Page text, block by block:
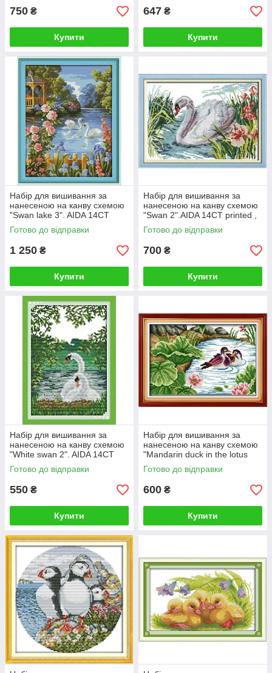
750 ₴
Купити
647 ₴
Купити
Набір для вишивання за
нанесеною на канву схемою
"Swan lake 3". AIDA 14CT
printed, 48*60 см
Готово до відправки
1 250 ₴
Купити
Набір для вишивання за
нанесеною на канву схемою
"Swan 2".AIDA 14CT printed ,
40*29 см
Готово до відправки
700 ₴
Купити
Набір для вишивання за
нанесеною на канву схемою
"White swan 2". AIDA 14CT
printed 19*27 см
Готово до відправки
550 ₴
Купити
Набір для вишивання за
нанесеною на канву схемою
"Mandarin duck in the lotus
pond". AIDA 14CT printed
37*27 см
Готово до відправки
600 ₴
Купити